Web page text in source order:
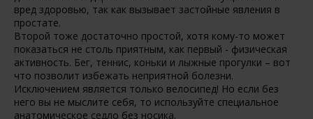
вред здоровью, так как вызывает застойные явления в
простате.
Второй тоже достаточно простой, хотя кому-то может
показаться не столь приятным, как первый - физическая
активность. Бег, теннис, коньки и лыжные прогулки – вот
что позволит избежать неприятной болезни.
Исключением является только велосипед! Но если без
него вы не мыслите себя, то используйте специальное
анатомическое седло без носика.